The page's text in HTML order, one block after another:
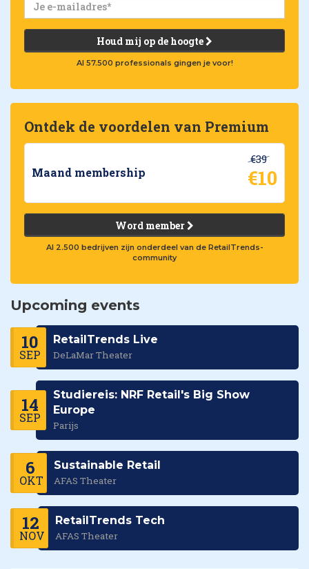
Houd mij op de hoogte
Al 57.500 professionals gingen je voor!
Ontdek de voordelen van Premium
Maand membership
€39
€10
Word member
Al 2.500 bedrijven zijn onderdeel van de RetailTrends-
community
Upcoming events
10
SEP
RetailTrends Live
DeLaMar Theater
14
SEP
Studiereis: NRF Retail's Big Show
Europe
Parijs
6
OKT
Sustainable Retail
AFAS Theater
12
NOV
RetailTrends Tech
AFAS Theater